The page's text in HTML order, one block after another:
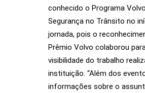
conhecido o Programa
Segurança no Trânsito no
jornada, pois o
Prêmio Volvo colaborou
visibilidade do trabalho
instituição. “Além dos
informações sobre o